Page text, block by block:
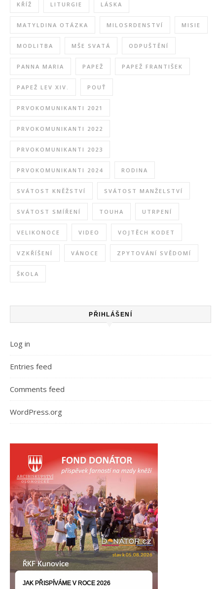
KŘÍŽ LITURGIE LÁSKA
MATYLDINA OTÁZKA MILOSRDENSTVÍ MISIE
MODLITBA MŠE SVATÁ ODPUŠTĚNÍ
PANNA MARIA PAPEŽ PAPEŽ FRANTIŠEK
PAPEŽ LEV XIV. POUŤ
PRVOKOMUNIKANTI 2021
PRVOKOMUNIKANTI 2022
PRVOKOMUNIKANTI 2023
PRVOKOMUNIKANTI 2024 RODINA
SVÁTOST KNĚŽSTVÍ SVÁTOST MANŽELSTVÍ
SVÁTOST SMÍŘENÍ TOUHA UTRPENÍ
VELIKONOCE VIDEO VOJTĚCH KODET
VZKŘÍŠENÍ VÁNOCE ZPYTOVÁNÍ SVĚDOMÍ
ŠKOLA
PŘIHLÁŠENÍ
Log in
Entries feed
Comments feed
WordPress.org